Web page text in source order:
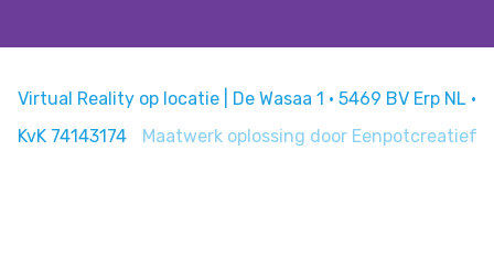
Virtual Reality op locatie | De Wasaa 1 · 5469 BV Erp NL ·
KvK 74143174
Maatwerk oplossing door Eenpotcreatief